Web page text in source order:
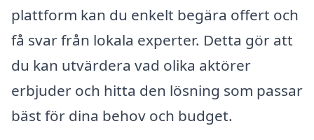
plattform kan du enkelt begära offert och
få svar från lokala experter. Detta gör att
du kan utvärdera vad olika aktörer
erbjuder och hitta den lösning som passar
bäst för dina behov och budget.